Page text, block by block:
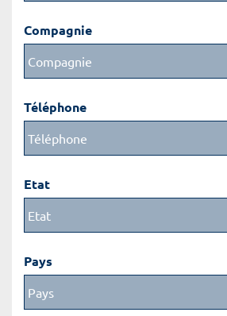
Compagnie
Téléphone
Etat
Pays